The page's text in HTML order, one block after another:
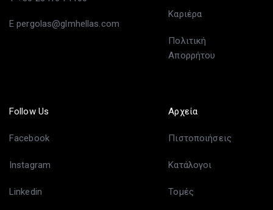
E pergolas@glmhellas.com
Καριέρα
Πολιτική
Απορρήτου
Follow Us
Facebook
Instagram
Linkedin
Αρχεία
Πιστοποιήσεις
Κατάλογοι
Τομές